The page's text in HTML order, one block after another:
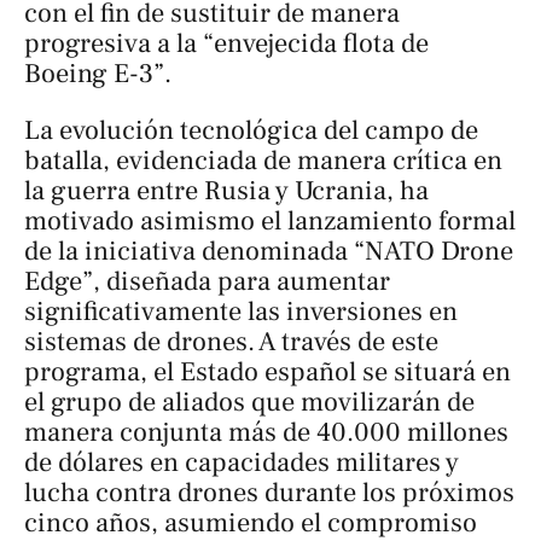
con el fin de sustituir de manera
progresiva a la “envejecida flota de
Boeing E-3”.
La evolución tecnológica del campo de
batalla, evidenciada de manera crítica en
la guerra entre Rusia y Ucrania, ha
motivado asimismo el lanzamiento formal
de la iniciativa denominada “NATO Drone
Edge”, diseñada para aumentar
significativamente las inversiones en
sistemas de drones. A través de este
programa, el Estado español se situará en
el grupo de aliados que movilizarán de
manera conjunta más de 40.000 millones
de dólares en capacidades militares y
lucha contra drones durante los próximos
cinco años, asumiendo el compromiso